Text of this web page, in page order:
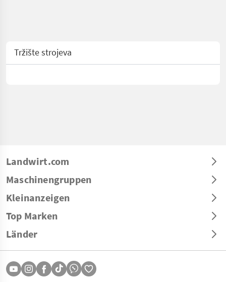
Tržište strojeva
Landwirt.com
Maschinengruppen
Kleinanzeigen
Top Marken
Länder